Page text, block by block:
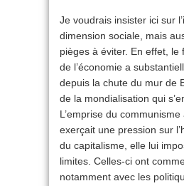
Je voudrais insister ici sur
dimension sociale, mais
pièges à éviter. En effet, le
de l’économie a
depuis la chute du mur de
de la mondialisation qui
L’emprise du communisme
exerçait une pression sur
du capitalisme, elle lui
limites. Celles-ci ont
notamment avec les